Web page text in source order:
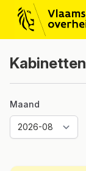
Kabinetten
Maand